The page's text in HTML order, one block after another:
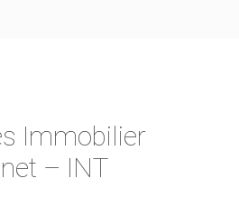
Immobilier
– INT